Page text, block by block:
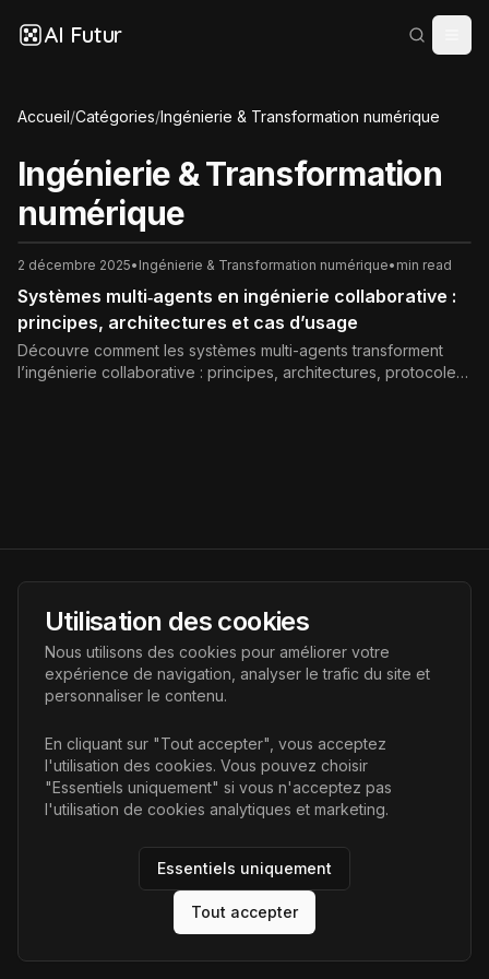
AI Futur
Accueil/Catégories/Ingénierie & Transformation numérique
Ingénierie & Transformation
numérique
2 décembre 2025• Ingénierie & Transformation numérique• min read
Systèmes multi‑agents en ingénierie collaborative :
principes, architectures et cas d’usage
Découvre comment les systèmes multi-agents transforment
l’ingénierie collaborative : principes, architectures, protocoles
AI Futur
Portail de l'avenir de l'intelligence artificielle, vous aidant à
découvrir les dernières technologies IA.
Liens
Accueil
Articles
AI Futur. Tous droits réservés.
Utilisation des cookies
Nous utilisons des cookies pour améliorer votre
expérience de navigation, analyser le trafic du site et
personnaliser le contenu.
En cliquant sur "Tout accepter", vous acceptez
l'utilisation des cookies. Vous pouvez choisir
"Essentiels uniquement" si vous n'acceptez pas
l'utilisation de cookies analytiques et marketing.
Essentiels uniquement
Tout accepter